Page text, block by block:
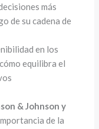
más
de su cadena de
en los
equilibra el
& Johnson y
de la